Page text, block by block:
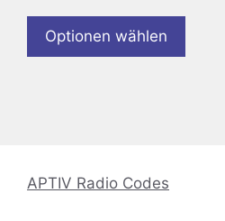
Optionen wählen
APTIV Radio Codes